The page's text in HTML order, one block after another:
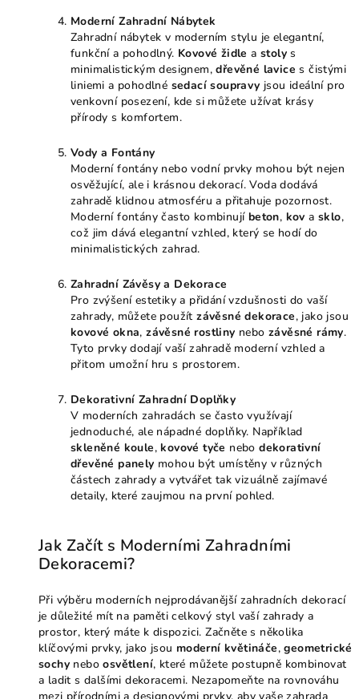
Moderní Zahradní Nábytek
Zahradní nábytek v moderním stylu je elegantní,
funkční a pohodlný. Kovové židle astoly s
minimalistickým designem,dřevěné lavice s čistými
liniemi a pohodlné sedací soupravy jsou ideální pro
venkovní posezení, kde si můžete užívat krásy
přírody s komfortem.
Vody a Fontány
Moderní fontány nebo vodní prvky mohou být nejen
osvěžující, ale i krásnou dekorací. Voda dodává
zahradě klidnou atmosféru a přitahuje pozornost.
Moderní fontány často kombinují beton, kov asklo,
což jim dává elegantní vzhled, který se hodí do
minimalistických zahrad.
Zahradní Závěsy a Dekorace
Pro zvýšení estetiky a přidání vzdušnosti do vaší
zahrady, můžete použítzávěsné dekorace, jako jsou
kovové okna,závěsné rostliny nebozávěsné rámy.
Tyto prvky dodají vaší zahradě moderní vzhled a
přitom umožní hru s prostorem.
Dekorativní Zahradní Doplňky
V moderních zahradách se často využívají
jednoduché, ale nápadné doplňky. Například
skleněné koule, kovové tyče nebodekorativní
dřevěné panely mohou být umístěny v různých
částech zahrady a vytvářet tak vizuálně zajímavé
detaily, které zaujmou na první pohled.
Jak Začít s Moderními Zahradními
Dekoracemi?
Při výběru moderních nejprodávanější zahradních dekorací
je důležité mít na paměti celkový styl vaší zahrady a
prostor, který máte k dispozici. Začněte s několika
klíčovými prvky, jako jsou moderní květináče,geometrické
sochy neboosvětlení, které můžete postupně kombinovat
a ladit s dalšími dekoracemi. Nezapomeňte na rovnováhu